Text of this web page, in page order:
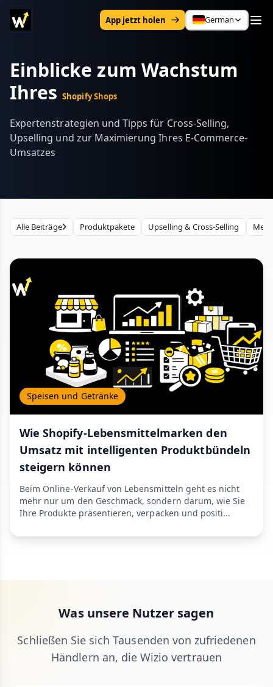
App jetzt holen German
Einblicke zum Wachstum
IhresShopify Shops
Expertenstrategien und Tipps für Cross-Selling,
Upselling und zur Maximierung Ihres E-Commerce-
Umsatzes
Alle Beiträge Produktpakete Upselling & Cross-Selling
Speisen und Getränke
Wie Shopify-Lebensmittelmarken den
Umsatz mit intelligenten Produktbündeln
steigern können
Beim Online-Verkauf von Lebensmitteln geht es nicht
mehr nur um den Geschmack, sondern darum, wie Sie
Ihre Produkte präsentieren, verpacken und positi...
Was unsere Nutzer sagen
Schließen Sie sich Tausenden von zufriedenen
Händlern an, die Wizio vertrauen